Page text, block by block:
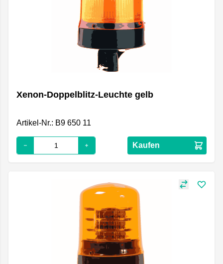
Xenon-Doppelblitz-Leuchte gelb
Artikel-Nr.: B9 650 11
Kaufen